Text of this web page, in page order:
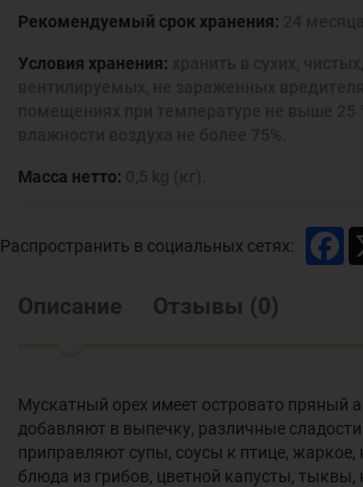
Рекомендуемый срок хранения:
Условия хранения:
Масса нетто:
Распространить в социальных сетях:
Описание Отзывы (0)
Мускатный орех имеет островато пряный
добавляют в выпечку, различные
приправляют супы, соусы к птице, жаркое,
блюда из грибов, цветной капусты, тыквы,